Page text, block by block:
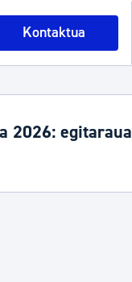
Kontaktua
2026: egitaraua